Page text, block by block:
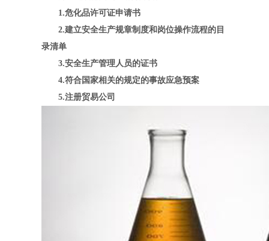
1.危化品许可证申请书
2.建立安全生产规章制度和岗位操作流程的目
录清单
3.安全生产管理人员的证书
4.符合国家相关的规定的事故应急预案
5.注册贸易公司